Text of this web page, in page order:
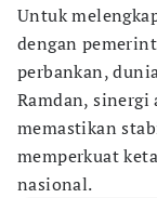
Untuk
dengan
perbankan,
Ramdan,
memastikan
memperkuat
nasional.